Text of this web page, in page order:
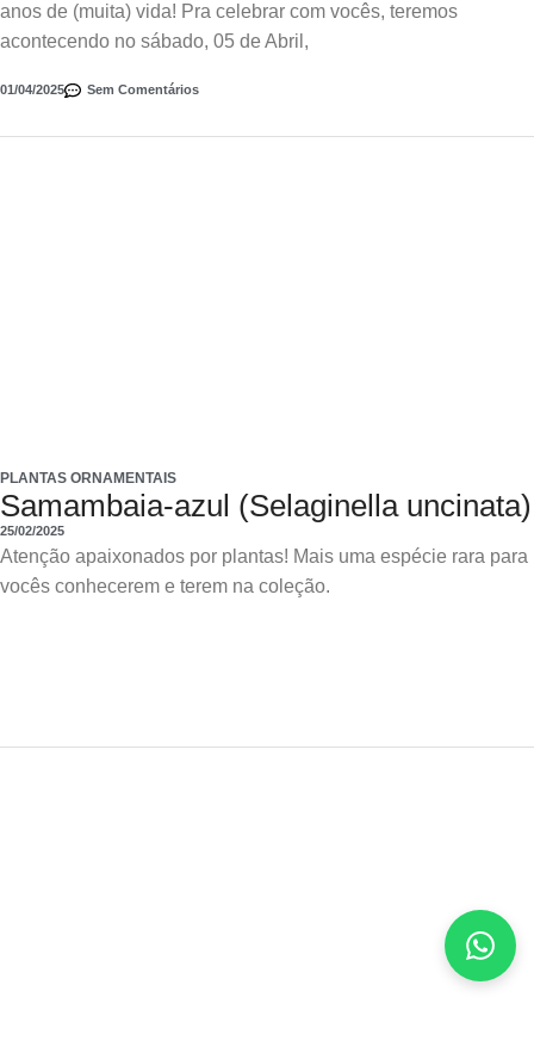
anos de (muita) vida! Pra celebrar com vocês, teremos
acontecendo no sábado, 05 de Abril,
01/04/2025 Sem Comentários
PLANTAS ORNAMENTAIS
Samambaia-azul (Selaginella uncinata)
25/02/2025
Atenção apaixonados por plantas! Mais uma espécie rara para
vocês conhecerem e terem na coleção.